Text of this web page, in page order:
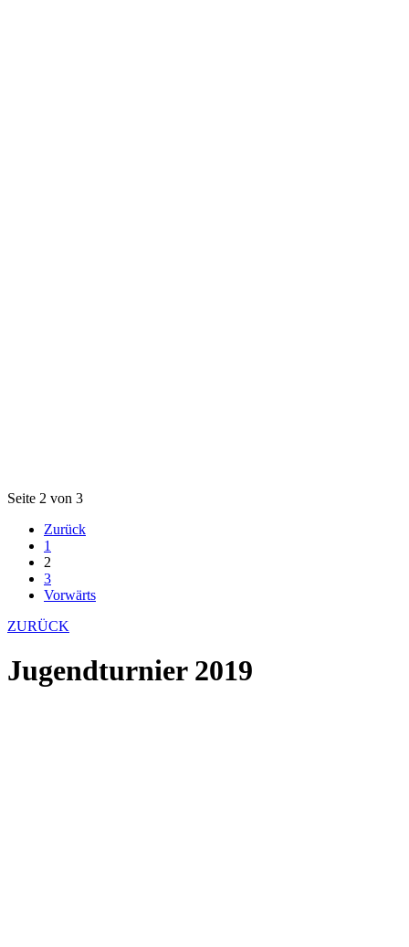
Seite 2 von 3
Zurück
1
2
3
Vorwärts
ZURÜCK
Jugendturnier 2019